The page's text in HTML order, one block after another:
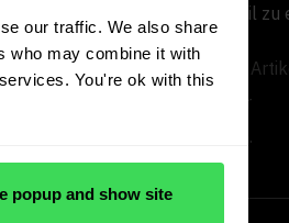
our traffic. We also share
who may combine it with
You're ok with this
popup and show site
das Whitepaper per E-Mail zu
personalisierte Inhalte wie
Details finden Sie in unserer
ist jederzeit möglich.